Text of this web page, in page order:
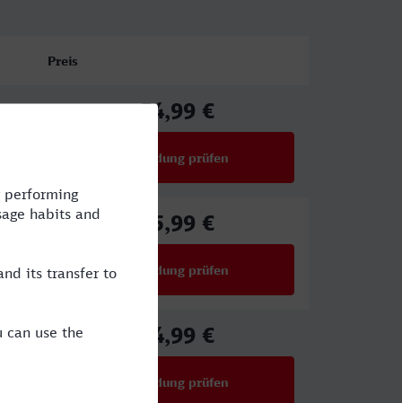
Preis
54,99 €
Verbindung prüfen
45,99 €
Verbindung prüfen
54,99 €
Verbindung prüfen